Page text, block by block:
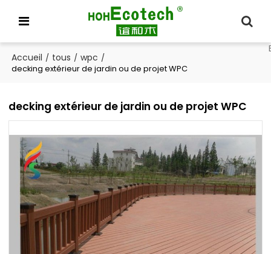
Accueil / tous / wpc /
decking extérieur de jardin ou de projet WPC
decking extérieur de jardin ou de projet WPC